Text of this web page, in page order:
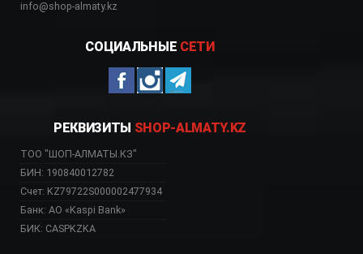
info@shop-almaty.kz
СОЦИАЛЬНЫЕ СЕТИ
РЕКВИЗИТЫ SHOP-ALMATY.KZ
ТОО "ШОП-АЛМАТЫ.КЗ"
БИН: 190840012782
Счет: KZ79722S000002477934
Банк: АО «Kaspi Bank»
БИК: CASPKZKA